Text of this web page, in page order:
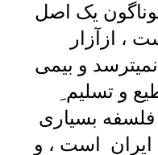
یک اصل
، ازآزار
و بیمی
و تسلیم
فلسفه بسیاری
ایران است ، و